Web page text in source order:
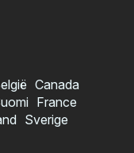
Canada
France
Sverige